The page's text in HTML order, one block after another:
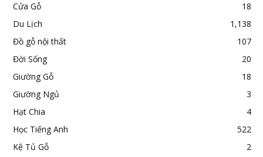
Cửa Gỗ
18
Du Lịch
1,138
Đồ gỗ nội thất
107
Đời Sống
20
Giường Gỗ
18
Giường Ngủ
3
Hạt Chia
4
Học Tiếng Anh
522
Kệ Tủ Gỗ
2